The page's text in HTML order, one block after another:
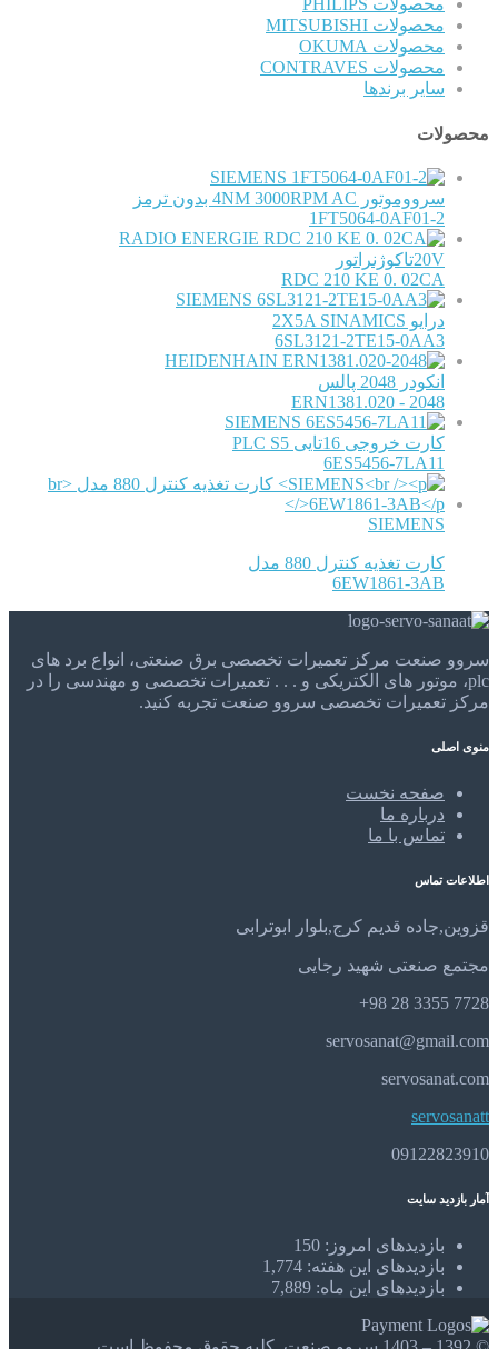
محصولات PHILIPS
محصولات MITSUBISHI
محصولات OKUMA
محصولات CONTRAVES
سایر برندها
محصولات
SIEMENS
سرووموتور 4NM 3000RPM AC بدون ترمز
1FT5064-0AF01-2
RADIO ENERGIE
20Vتاکوژنراتور
RDC 210 KE 0. 02CA
SIEMENS
درایو 2X5A SINAMICS
6SL3121-2TE15-0AA3
HEIDENHAIN
انکودر 2048 پالس
ERN1381.020 - 2048
SIEMENS
کارت خروجی 16تایی PLC S5
6ES5456-7LA11
SIEMENS
کارت تغذیه کنترل 880 مدل
6EW1861-3AB
سروو صنعت مرکز تعمیرات تخصصی برق صنعتی، انواع برد های
plc، موتور های الکتریکی و . . . تعمیرات تخصصی و مهندسی را در
مرکز تعمیرات تخصصی سروو صنعت تجربه کنید.
منوی اصلی
صفحه نخست
درباره ما
تماس با ما
اطلاعات تماس
قزوین,جاده قدیم کرج,بلوار ابوترابی
مجتمع صنعتی شهید رجایی
7728 3355 28 98+
servosanat@gmail.com
servosanat.com
servosanatt
09122823910
آمار بازدید سایت
بازدیدهای امروز: 150
بازدیدهای این هفته: 1,774
بازدیدهای این ماه: 7,889